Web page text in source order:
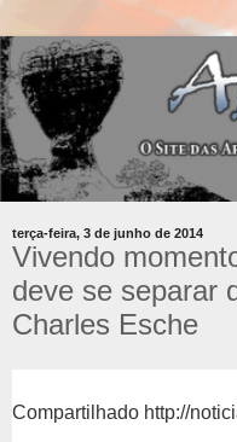
terça-feira, 3 de junho de 2014
Vivendo
deve se separar
Charles Esche
Compartilhado http://